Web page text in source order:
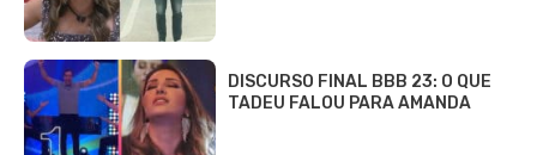
DISCURSO FINAL BBB 23: O QUE
TADEU FALOU PARA AMANDA